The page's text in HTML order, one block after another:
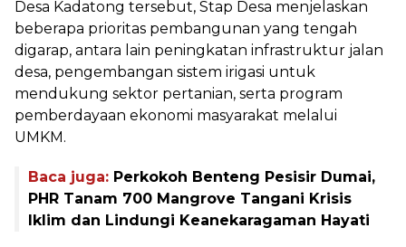
Desa Kadatong tersebut, Stap Desa menjelaskan
beberapa prioritas pembangunan yang tengah
digarap, antara lain peningkatan infrastruktur jalan
desa, pengembangan sistem irigasi untuk
mendukung sektor pertanian, serta program
pemberdayaan ekonomi masyarakat melalui
UMKM.
Baca juga: Perkokoh Benteng Pesisir Dumai,
PHR Tanam 700 Mangrove Tangani Krisis
Iklim dan Lindungi Keanekaragaman Hayati